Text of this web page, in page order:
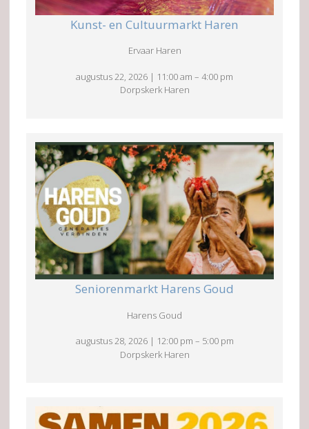
Kunst- en Cultuurmarkt Haren
Ervaar Haren
augustus 22, 2026 | 11:00 am – 4:00 pm
Dorpskerk Haren
Seniorenmarkt Harens Goud
Harens Goud
augustus 28, 2026 | 12:00 pm – 5:00 pm
Dorpskerk Haren